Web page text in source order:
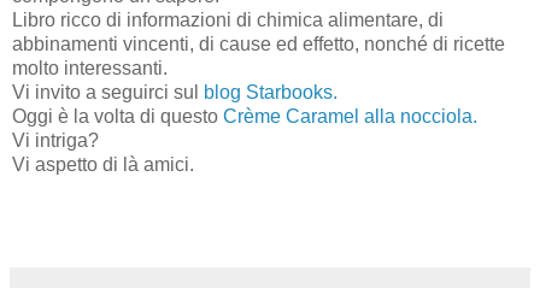
Libro ricco di informazioni di chimica alimentare, di
abbinamenti vincenti, di cause ed effetto, nonché di ricette
molto interessanti.
Vi invito a seguirci sul
blog Starbooks.
Oggi è la volta di questo Crème Caramel alla nocciola.
Vi intriga?
Vi aspetto di là amici.